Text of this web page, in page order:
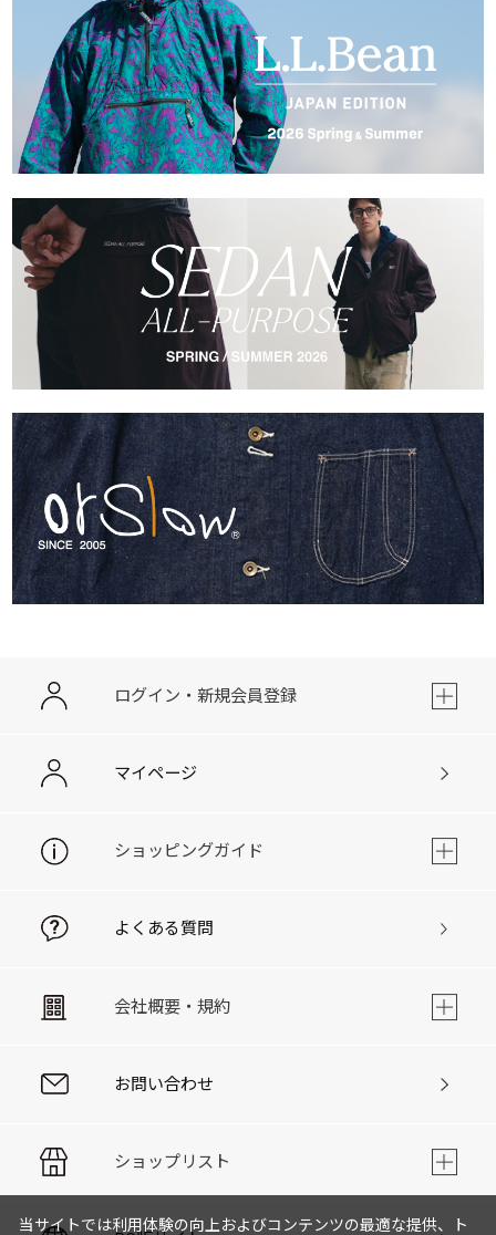
ログイン・新規会員登録
マイページ
ショッピングガイド
よくある質問
会社概要・規約
お問い合わせ
ショップリスト
当サイトでは利用体験の向上およびコンテンツの最適な提供、ト